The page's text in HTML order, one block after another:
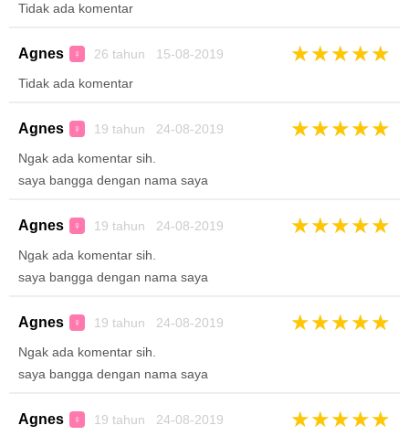
Tidak ada komentar
Agnes ♀ 26 tahun 15-08-2019 ★★★★★
Tidak ada komentar
Agnes ♀ 19 tahun 24-08-2019 ★★★★★
Ngak ada komentar sih.
saya bangga dengan nama saya
Agnes ♀ 19 tahun 24-08-2019 ★★★★★
Ngak ada komentar sih.
saya bangga dengan nama saya
Agnes ♀ 19 tahun 24-08-2019 ★★★★★
Ngak ada komentar sih.
saya bangga dengan nama saya
Agnes ♀ 19 tahun 24-08-2019 ★★★★★